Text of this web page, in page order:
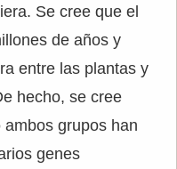
Se cree que el
de años y
entre las plantas y
hecho, se cree
grupos han
genes